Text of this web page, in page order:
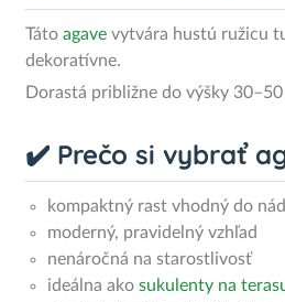
Táto agave vytvára hustú ružicu
dekoratívne.
Dorastá približne do výšky
✔️ Prečo si vybrať
kompaktný rast vhodný do
moderný, pravidelný vzhľad
nenáročná na starostlivosť
ideálna ako sukulenty na